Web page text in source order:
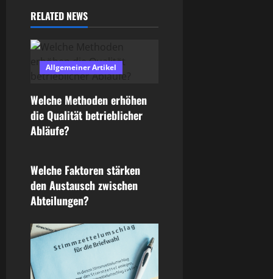
v
i
a
t
i
o
n
RELATED NEWS
Allgemeiner Artikel
Welche Methoden erhöhen
die Qualität betrieblicher
Abläufe?
Allgemeiner Artikel
Welche Faktoren stärken
den Austausch zwischen
Abteilungen?